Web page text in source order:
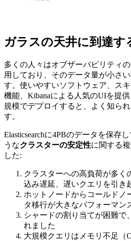
ガラスの天井に到達す
多くの人々はオブザーバビリティの
用しており、そのデータ量が小さ
す。使いやすいソフトウェア、ス
機能、Kibanaによる人気のUIを提
規模でデプロイすると、よく知ら
す。
Elasticsearchに4PBのデータを保存
うなクラスターの安定性に関する
した:
クラスターへの高負荷が多く
込み遅延、遅いクエリを引き
ホットノードからコールドノ
タ移行が大きなパフォーマン
シャードの割り当てが困難で
れました
大規模クエリはメモリ不足（